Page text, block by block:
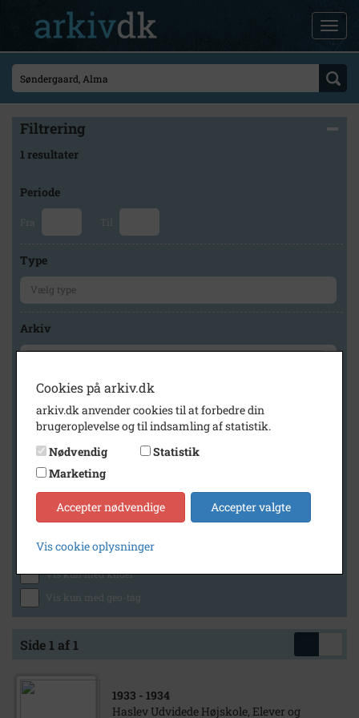
Filtrering
1 resultater
Periode
Fra Til
Type
Arkiv
Geografi
Generelt
Vis kun med billeder
Vis kun med lydklip
Vis kun med kilder
Vis kun med geo-tag
Side 1 af 1
1933 - 1934
Haslev Udvidede Højskole, Elever og
Cookies på arkiv.dk
arkiv.dk anvender cookies til at forbedre din
brugeroplevelse og til indsamling af statistik.
Nødvendig
Statistik
Marketing
Accepter nødvendige Accepter valgte
Vis cookie oplysninger